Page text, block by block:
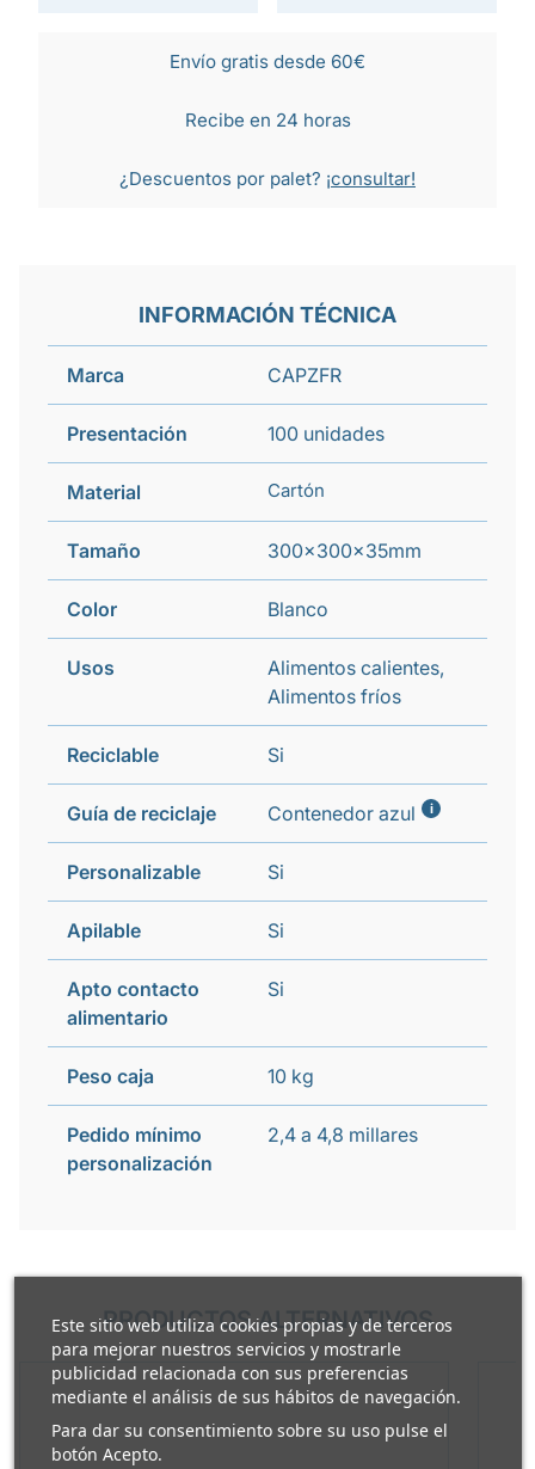
Este sitio web utiliza cookies propias y de terceros
para mejorar nuestros servicios y mostrarle
publicidad relacionada con sus preferencias
mediante el análisis de sus hábitos de navegación.
Para dar su consentimiento sobre su uso pulse el
botón Acepto.
Envío gratis desde 60€
Recibe en 24 horas
¿Descuentos por palet? ¡consultar!
INFORMACIÓN TÉCNICA
Marca CAPZFR
Presentación 100 unidades
Material Cartón
Tamaño 300x300x35mm
Color Blanco
Usos
Alimentos calientes,
Alimentos fríos
Reciclable Si
Guía de reciclaje Contenedor azul i
Personalizable Si
Apilable Si
Apto contacto
alimentario
Si
Peso caja 10 kg
Pedido mínimo
personalización
2,4 a 4,8 millares
PRODUCTOS ALTERNATIVOS